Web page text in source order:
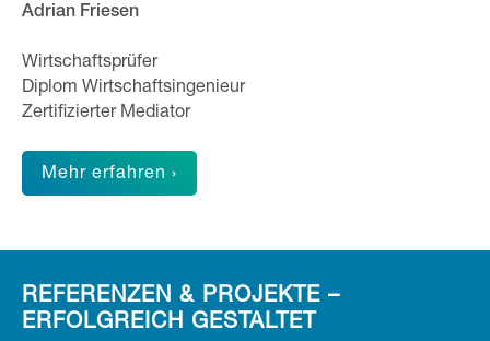
Adrian Friesen
Wirtschaftsprüfer
Diplom Wirtschaftsingenieur
Zertifizierter Mediator
Mehr erfahren ›
REFERENZEN & PROJEKTE –
ERFOLGREICH GESTALTET